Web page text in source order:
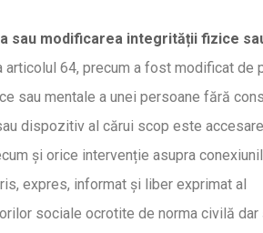
sau modificarea integrității fizice
64, precum a fost modificat de
sau mentale a unei persoane fără
dispozitiv al cărui scop este
și orice intervenție asupra
expres, informat și liber exprimat al
sociale ocrotite de norma civilă dar